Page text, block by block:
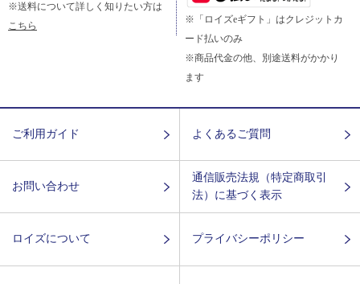
※送料について詳しく知りたい方は
こちら
※「ロイズeギフト」はクレジットカ
ード払いのみ
※商品代金の他、別途送料がかかり
ます
ご利用ガイド よくあるご質問
お問い合わせ
通信販売法規（特定商取引
法）に基づく表示
ロイズについて プライバシーポリシー